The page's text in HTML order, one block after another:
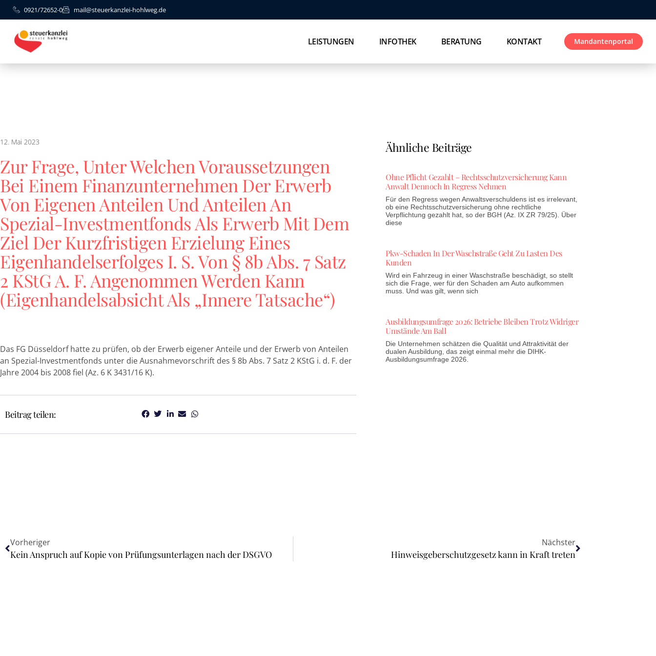
0921/72652-0 mail@steuerkanzlei-hohlweg.de
LEISTUNGEN INFOTHEK BERATUNG KONTAKT Mandantenportal
12. Mai 2023
Zur Frage, Unter Welchen Voraussetzungen
Bei Einem Finanzunternehmen Der Erwerb
Von Eigenen Anteilen Und Anteilen An
Spezial-Investmentfonds Als Erwerb Mit Dem
Ziel Der Kurzfristigen Erzielung Eines
Eigenhandelserfolges I. S. Von § 8b Abs. 7 Satz
2 KStG A. F. Angenommen Werden Kann
(Eigenhandelsabsicht Als „innere Tatsache“)
Das FG Düsseldorf hatte zu prüfen, ob der Erwerb eigener Anteile und der Erwerb von Anteilen
an Spezial-Investmentfonds unter die Ausnahmevorschrift des § 8b Abs. 7 Satz 2 KStG i. d. F. der
Jahre 2004 bis 2008 fiel (Az. 6 K 3431/16 K).
Beitrag teilen:
Ähnliche Beiträge
Ohne Pflicht Gezahlt – Rechtsschutzversicherung Kann
Anwalt Dennoch In Regress Nehmen
Für den Regress wegen Anwaltsverschuldens ist es irrelevant,
ob eine Rechtsschutzversicherung ohne rechtliche
Verpflichtung gezahlt hat, so der BGH (Az. IX ZR 79/25). Über
diese
Pkw-Schaden In Der Waschstraße Geht Zu Lasten Des
Kunden
Wird ein Fahrzeug in einer Waschstraße beschädigt, so stellt
sich die Frage, wer für den Schaden am Auto aufkommen
muss. Und was gilt, wenn sich
Ausbildungsumfrage 2026: Betriebe Bleiben Trotz Widriger
Umstände Am Ball
Die Unternehmen schätzen die Qualität und Attraktivität der
dualen Ausbildung, das zeigt einmal mehr die DIHK-
Ausbildungsumfrage 2026.
Vorheriger
Kein Anspruch auf Kopie von Prüfungsunterlagen nach der DSGVO
Nächster
Hinweisgeberschutzgesetz kann in Kraft treten